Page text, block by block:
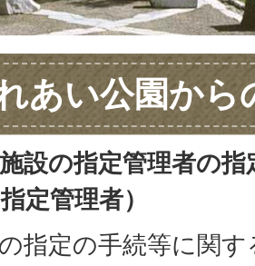
あい公園から
設の指定管理者の
定管理者）
指定の手続等に関